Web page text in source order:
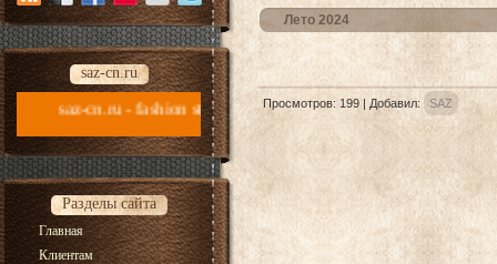
saz-cn.ru
- fashion style new collection 2026
Разделы сайта
Главная
Клиентам
Лето 2024
Просмотров: 199 | Добавил: SAZ